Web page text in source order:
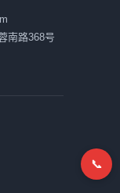
📞
南路368号